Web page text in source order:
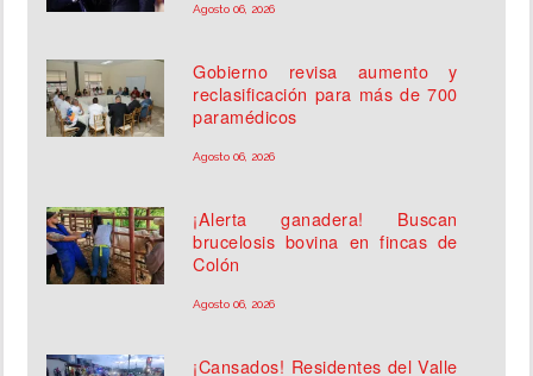
Agosto 06, 2026
Gobierno revisa aumento y
reclasificación para más de 700
paramédicos
Agosto 06, 2026
¡Alerta ganadera! Buscan
brucelosis bovina en fincas de
Colón
Agosto 06, 2026
¡Cansados! Residentes del Valle